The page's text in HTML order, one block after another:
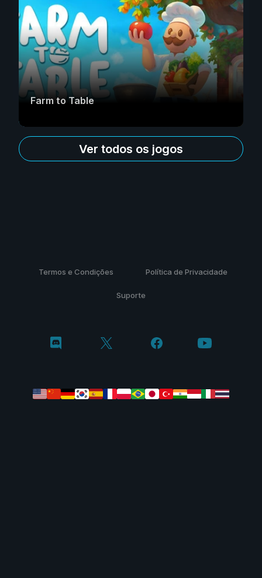
Farm to Table
Ver todos os jogos
Termos e Condições Política de Privacidade
Suporte